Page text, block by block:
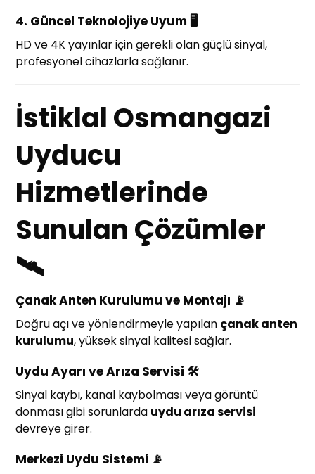
4. Güncel Teknolojiye Uyum 🖥️
HD ve 4K yayınlar için gerekli olan güçlü sinyal,
profesyonel cihazlarla sağlanır.
İstiklal Osmangazi
Uyducu
Hizmetlerinde
Sunulan Çözümler
🛰️
Çanak Anten Kurulumu ve Montajı 📡
Doğru açı ve yönlendirmeyle yapılan çanak anten
kurulumu, yüksek sinyal kalitesi sağlar.
Uydu Ayarı ve Arıza Servisi 🛠️
Sinyal kaybı, kanal kaybolması veya görüntü
donması gibi sorunlarda uydu arıza servisi
devreye girer.
Merkezi Uydu Sistemi 📡